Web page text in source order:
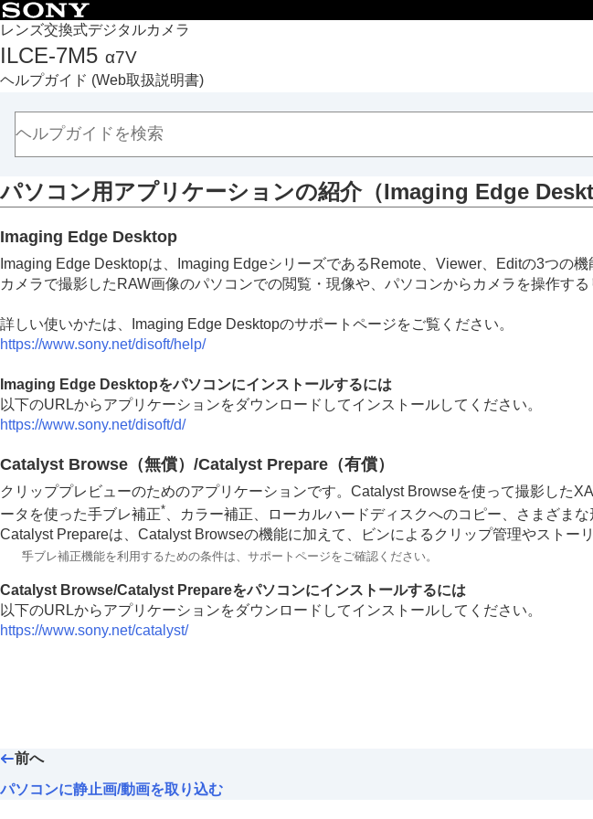
レンズ交換式デジタルカメラ
ILCE-7M5 α7V
ヘルプガイド (Web取扱説明書)
トップページ
ヘルプガイドの使いかた
必ずお読みください
本体と付属品を確認する
本機の基本操作
MENU一覧から機能を探す
撮影機能を活用する
カメラをカスタマイズする
再生する
カメラの設定を変更する
パソコンでできること
パソコンの推奨環境
パソコンで画像を管理・編集する
パソコンに静止画/動画を取り込む
パソコン用アプリケーションの紹介（Imaging Edge
パソコンからカメラを操作する
USBストリーミング（動画）
クラウドサービスを利用する
資料
故障かな？と思ったら
パソコン用アプリケーションの紹介（Imaging Edge
Imaging Edge Desktop
Imaging Edge Desktopは、Imaging EdgeシリーズであるRemote、Viewer、Editの3つの
カメラで撮影したRAW画像のパソコンでの閲覧・現像や、パソコンからカメラを操作す
詳しい使いかたは、Imaging Edge Desktopのサポートページをご覧ください。
https://www.sony.net/disoft/help/
Imaging Edge Desktopをパソコンにインストールするには
以下のURLからアプリケーションをダウンロードしてインストールしてください。
https://www.sony.net/disoft/d/
Catalyst Browse（無償）/Catalyst Prepare（有償）
クリッププレビューのためのアプリケーションです。Catalyst Browseを使って撮影した
ータを使った手ブレ補正* 、カラー補正、ローカルハードディスクへのコピー、さまざま
Catalyst Prepareは、Catalyst Browseの機能に加えて、ビンによるクリップ管理やストー
*手ブレ補正機能を利用するための条件は、サポートページをご確認ください。
Catalyst Browse/Catalyst Prepareをパソコンにインストールするには
以下のURLからアプリケーションをダウンロードしてインストールしてください。
https://www.sony.net/catalyst/
前へ
パソコンに静止画/動画を取り込む